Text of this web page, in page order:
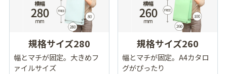
規格サイズ280
幅とマチが固定。大きめフ
ァイルサイズ
規格サイズ260
幅とマチが固定。A4カタロ
グがぴったり